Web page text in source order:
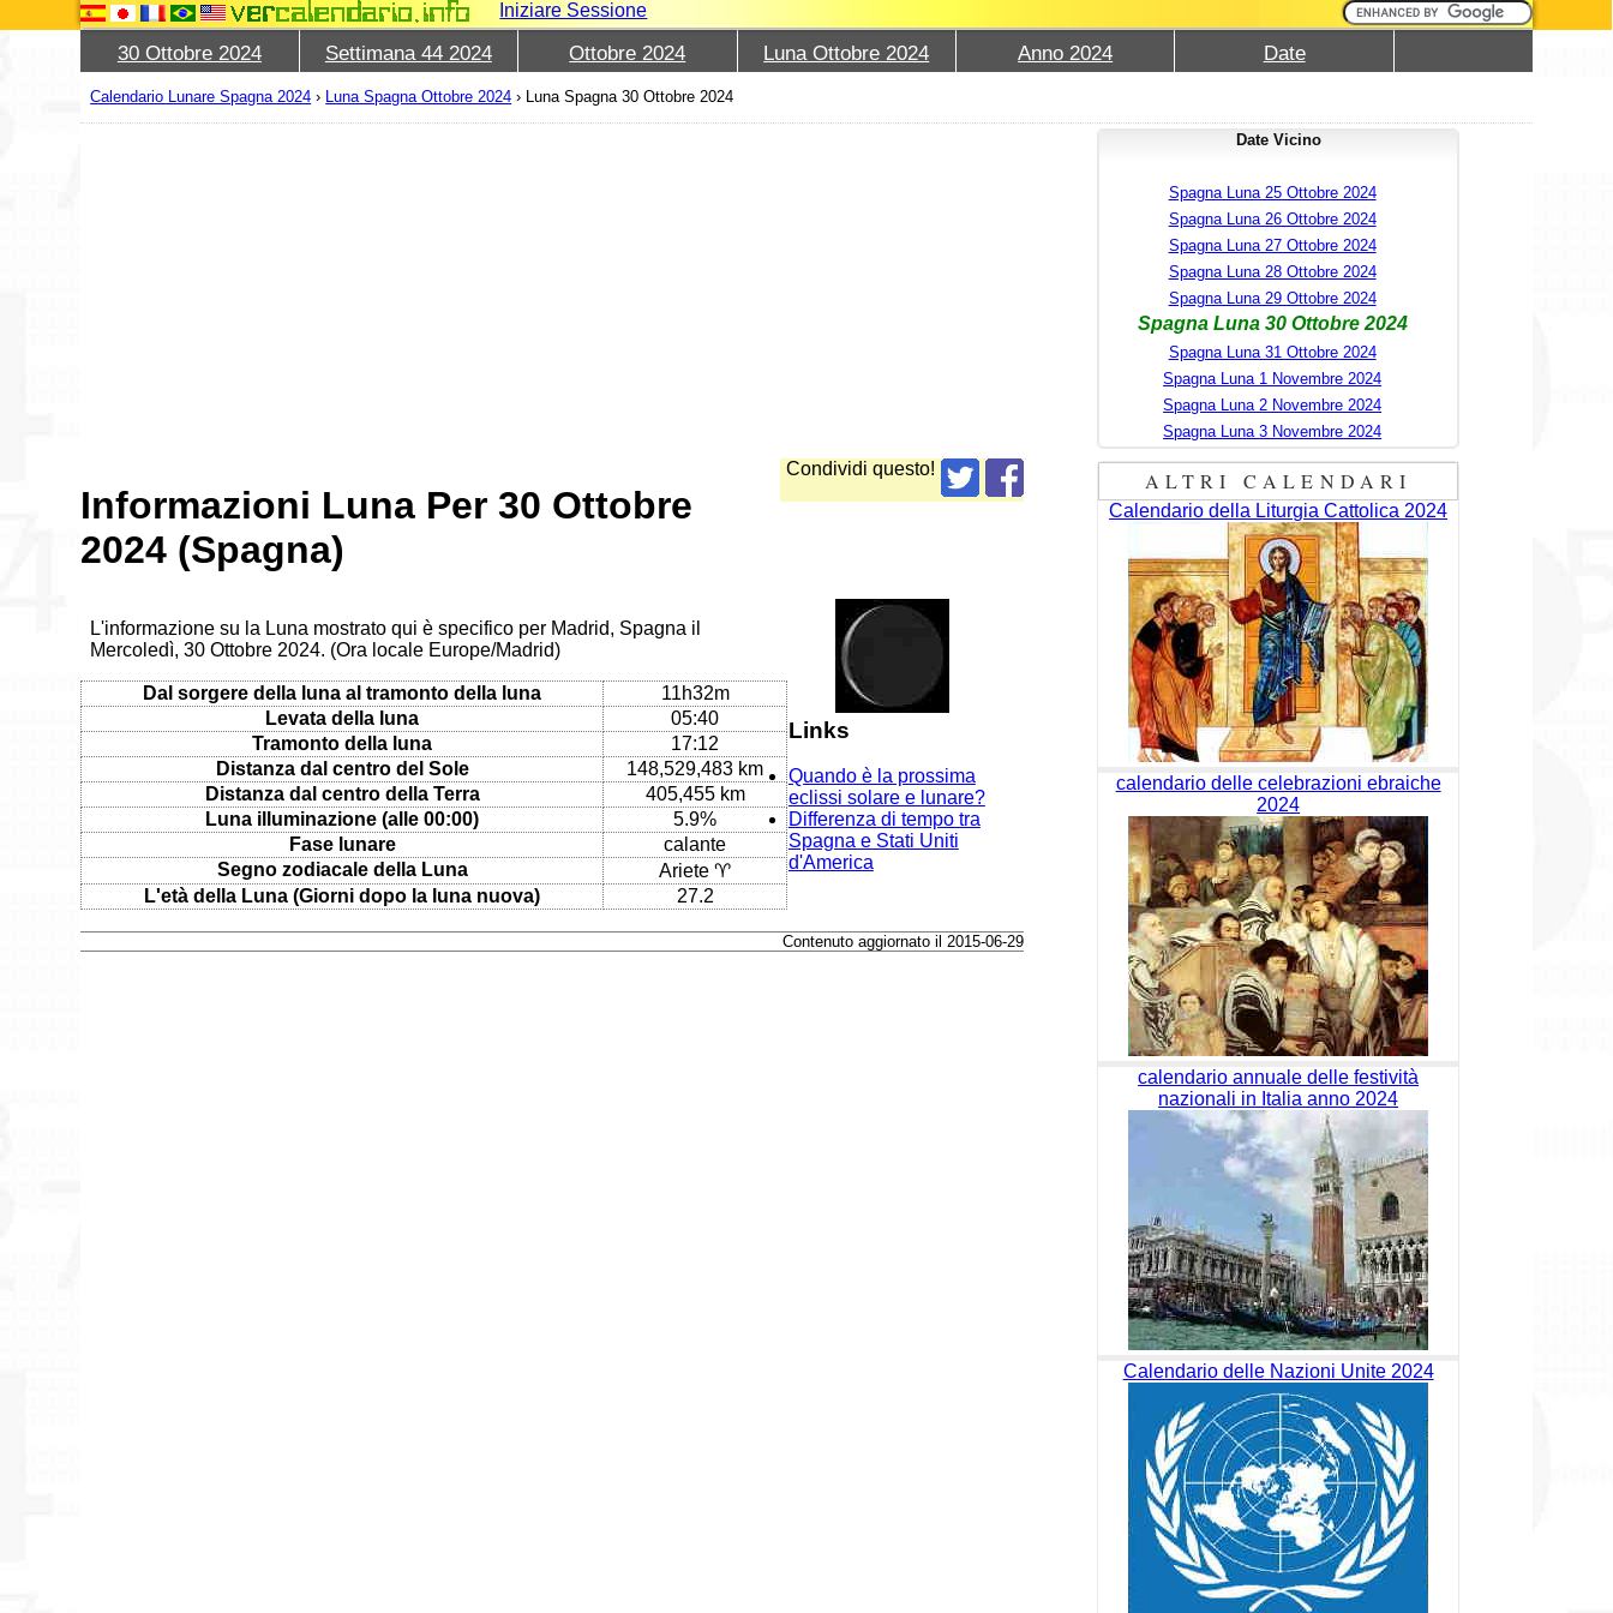
Iniziare Sessione
30 Ottobre 2024 Settimana 44 2024 Ottobre 2024 Luna Ottobre 2024 Anno 2024 Date
Calendario Lunare Spagna 2024 › Luna Spagna Ottobre 2024 › Luna Spagna 30 Ottobre 2024
Condividi questo!
Informazioni Luna Per 30 Ottobre
2024 (Spagna)
L'informazione su la Luna mostrato qui è specifico per Madrid, Spagna il
Mercoledì, 30 Ottobre 2024. (Ora locale Europe/Madrid)
Dal sorgere della luna al tramonto della luna
11h32m
Levata della luna
05:40
Tramonto della luna
17:12
Distanza dal centro del Sole
148,529,483 km
Distanza dal centro della Terra
405,455 km
Luna illuminazione (alle 00:00)
5.9%
Fase lunare
calante
Segno zodiacale della Luna
Ariete ♈
L'età della Luna (Giorni dopo la luna nuova)
27.2
Links
Quando è la prossima
eclissi solare e lunare?
Differenza di tempo tra
Spagna e Stati Uniti
d'America
Contenuto aggiornato il 2015-06-29
Date Vicino
Spagna Luna 25 Ottobre 2024
Spagna Luna 26 Ottobre 2024
Spagna Luna 27 Ottobre 2024
Spagna Luna 28 Ottobre 2024
Spagna Luna 29 Ottobre 2024
Spagna Luna 30 Ottobre 2024
Spagna Luna 31 Ottobre 2024
Spagna Luna 1 Novembre 2024
Spagna Luna 2 Novembre 2024
Spagna Luna 3 Novembre 2024
ALTRI CALENDARI
Calendario della Liturgia Cattolica 2024
calendario delle celebrazioni ebraiche
2024
calendario annuale delle festività
nazionali in Italia anno 2024
Calendario delle Nazioni Unite 2024